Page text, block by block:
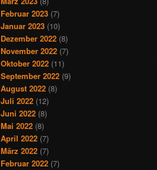
Februar 2023 (7)
Januar 2023 (10)
Dezember 2022 (8)
November 2022 (7)
Oktober 2022 (11)
September 2022 (9)
August 2022 (8)
Juli 2022 (12)
Juni 2022 (8)
Mai 2022 (8)
April 2022 (7)
März 2022 (7)
Februar 2022 (7)